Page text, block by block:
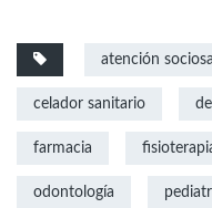
atención
celador sanitario
farmacia
odontología